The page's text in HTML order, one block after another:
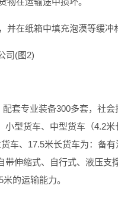
在纸箱中填充泡漠等缓冲
套专业装备300多套，社会
型货车、中型货车（4.2米
车、17.5米长货车为：备有
伸缩式、自行式、液压支
的运输能力。